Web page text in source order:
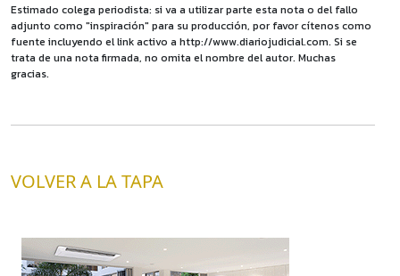
Estimado colega periodista: si va a utilizar parte esta nota o del fallo
adjunto como "inspiración" para su producción, por favor cítenos como
fuente incluyendo el link activo a http://www.diariojudicial.com. Si se
trata de una nota firmada, no omita el nombre del autor. Muchas
gracias.
VOLVER A LA TAPA